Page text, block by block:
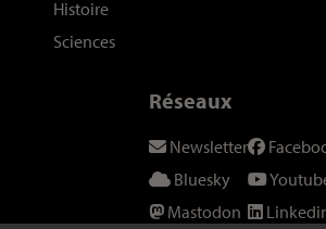
Histoire
Sciences
Réseaux
Newsletter
Bluesky
Mastodon